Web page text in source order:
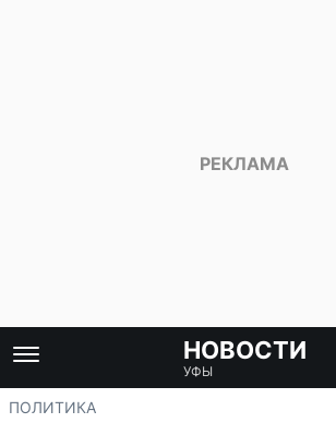
НОВОСТИ
УФЫ
ПОЛИТИКА